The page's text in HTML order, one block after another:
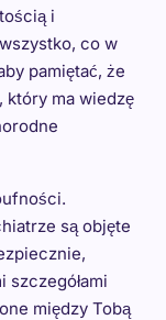
i
co w
pamiętać, że
który ma wiedzę
są objęte
między Tobą